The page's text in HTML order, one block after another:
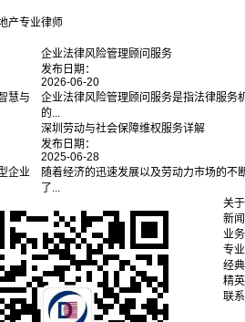
产专业律师
慧与
企业法律风险管理顾问服务
发布日期：
2026-06-20
企业法律风险管理顾问服务是指法律服务
的...
企业
深圳劳动与社会保障维权服务详解
发布日期：
2025-06-28
随着经济的迅速发展以及劳动力市场的
了...
关
新
业
专
经
精
联